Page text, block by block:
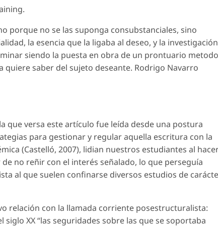
.
porque no se las suponga consubstanciales, sino
la esencia que la ligaba al deseo, y la investigación
siendo la puesta en obra de un prontuario
quiere saber del sujeto deseante. Rodrigo Navarro
que versa este artículo fue leída desde una postura
para gestionar y regular aquella escritura con la
(Castelló, 2007), lidian nuestros estudiantes al
no reñir con el interés señalado, lo que perseguía
al que suelen confinarse diversos estudios de
relación con la llamada corriente posestructuralista:
XX “las seguridades sobre las que se soportaba